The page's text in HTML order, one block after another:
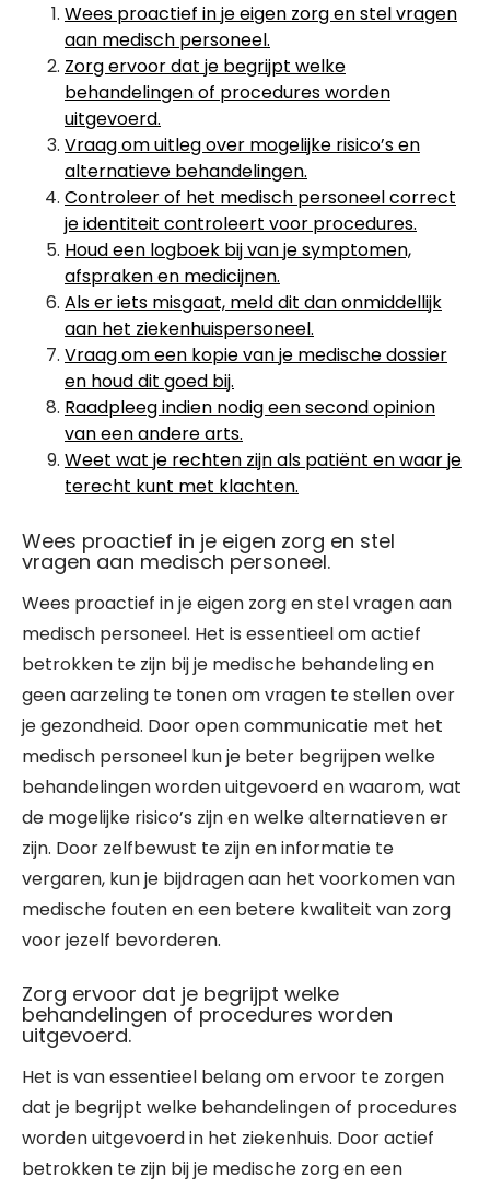
Wees proactief in je eigen zorg en stel vragen
aan medisch personeel.
Zorg ervoor dat je begrijpt welke
behandelingen of procedures worden
uitgevoerd.
Vraag om uitleg over mogelijke risico’s en
alternatieve behandelingen.
Controleer of het medisch personeel correct
je identiteit controleert voor procedures.
Houd een logboek bij van je symptomen,
afspraken en medicijnen.
Als er iets misgaat, meld dit dan onmiddellijk
aan het ziekenhuispersoneel.
Vraag om een kopie van je medische dossier
en houd dit goed bij.
Raadpleeg indien nodig een second opinion
van een andere arts.
Weet wat je rechten zijn als patiënt en waar je
terecht kunt met klachten.
Wees proactief in je eigen zorg en stel
vragen aan medisch personeel.
Wees proactief in je eigen zorg en stel vragen aan
medisch personeel. Het is essentieel om actief
betrokken te zijn bij je medische behandeling en
geen aarzeling te tonen om vragen te stellen over
je gezondheid. Door open communicatie met het
medisch personeel kun je beter begrijpen welke
behandelingen worden uitgevoerd en waarom, wat
de mogelijke risico’s zijn en welke alternatieven er
zijn. Door zelfbewust te zijn en informatie te
vergaren, kun je bijdragen aan het voorkomen van
medische fouten en een betere kwaliteit van zorg
voor jezelf bevorderen.
Zorg ervoor dat je begrijpt welke
behandelingen of procedures worden
uitgevoerd.
Het is van essentieel belang om ervoor te zorgen
dat je begrijpt welke behandelingen of procedures
worden uitgevoerd in het ziekenhuis. Door actief
betrokken te zijn bij je medische zorg en een